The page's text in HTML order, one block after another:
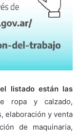
listado están las
ropa y calzado,
elaboración y venta
de maquinaria,